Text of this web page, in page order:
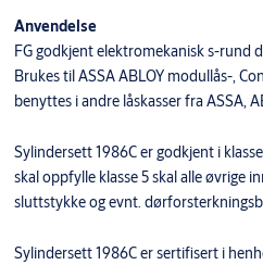
Anvendelse
FG godkjent elektromekanisk s-rund
Brukes til ASSA ABLOY modullås-,
benyttes i andre låskasser fra ASSA,
Sylindersett 1986C er godkjent i
skal oppfylle klasse 5 skal alle øvrige
sluttstykke og evnt.
Sylindersett 1986C er sertifisert i